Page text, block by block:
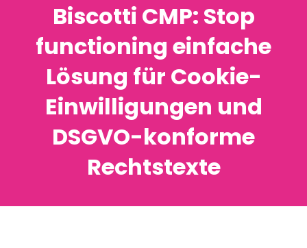
Biscotti CMP: Stop
functioning einfache
Lösung für Cookie-
Einwilligungen und
DSGVO-konforme
Rechtstexte